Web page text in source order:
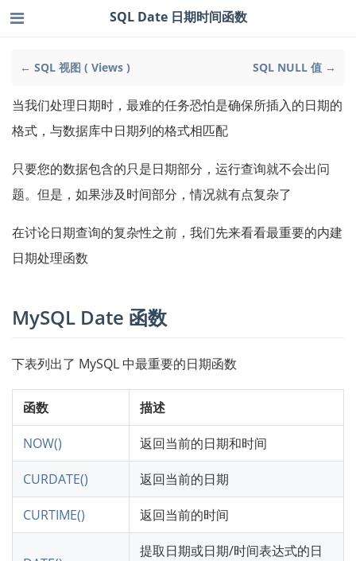
← SQL 视图 ( Views ) SQL NULL 值 →
SQL Date 日期时间函数
当我们处理日期时，最难的任务恐怕是确保所插入的日期的
格式，与数据库中日期列的格式相匹配
只要您的数据包含的只是日期部分，运行查询就不会出问
题。但是，如果涉及时间部分，情况就有点复杂了
在讨论日期查询的复杂性之前，我们先来看看最重要的内建
日期处理函数
MySQL Date 函数
下表列出了 MySQL 中最重要的日期函数
函数 描述
NOW() 返回当前的日期和时间
CURDATE() 返回当前的日期
CURTIME() 返回当前的时间
提取日期或日期/时间表达式的日